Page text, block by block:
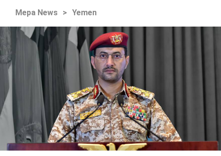
Mepa News > Yemen